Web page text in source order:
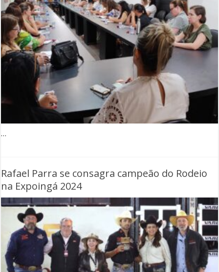
…
Rafael Parra se consagra campeão do Rodeio
na Expoingá 2024